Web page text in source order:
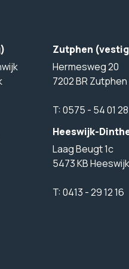
Zutphen
Hermesweg 20
7202 BR Zutphen
T:0575 - 54 01 28
Heeswijk-
Laag Beugt 1c
5473 KB
T:0413 - 29 12 16